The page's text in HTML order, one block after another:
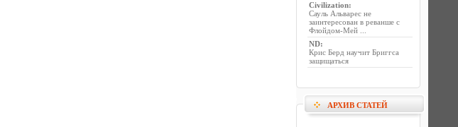
Civilization:
Сауль Альварес не
заинтересован в реванше с
Флойдом-Мей ...
ND:
Крис Берд научит Бриггса
защищаться
АРХИВ СТАТЕЙ